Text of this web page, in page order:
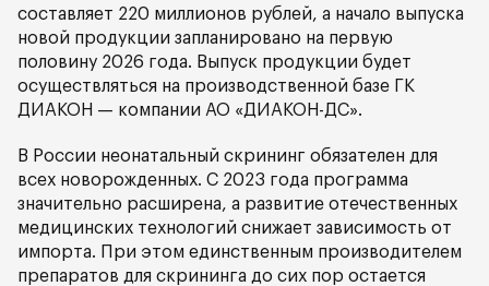
составляет 220 миллионов рублей, а начало выпуска
новой продукции запланировано на первую
половину 2026 года. Выпуск продукции будет
осуществляться на производственной базе ГК
ДИАКОН — компании АО «ДИАКОН-ДС».
В России неонатальный скрининг обязателен для
всех новорожденных. С 2023 года программа
значительно расширена, а развитие отечественных
медицинских технологий снижает зависимость от
импорта. При этом единственным производителем
препаратов для скрининга до сих пор остается